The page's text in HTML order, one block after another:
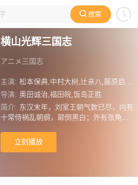
搜索
国产动漫 欧美动漫
横山光辉三国志
アニメ三国志
主演: 松本保典,中村大树,辻亲八,藤原启治,飞田展男,速水奖,小杉十郎太,石冢运升,大友龙三郎,矢尾一树,森川智之,绿川光,辻谷耕史,冈和男,喜多川拓郎
导演: 奥田诚治,福田皖,饭岛正胜
简介: 东汉末年，刘室王朝气数已尽，内有
十常侍祸乱朝纲，颠倒黑白；外有张角兄
天下大吉”的叛旗；更有一代权臣董卓只手
遮天，引起各地豪杰的不满，交替上演群
了张飞翼德（藤原启治 配音）和关羽云长
立刻播放